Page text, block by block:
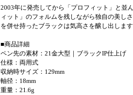
2003年に発売してから「プロフィット」と並
ィット」のフォルムを残しながら独自の美し
を併せ持ったブラックは気高さを醸し出しま
■商品詳細
ペン先の素材：21金大型｜ブラックIP仕上げ
仕様：両用式
収納時サイズ：129mm
軸径：18mm
重量：21.6g